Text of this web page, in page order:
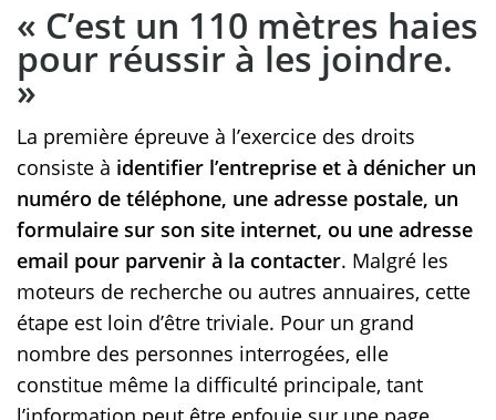
« C’est un 110 mètres haies
pour réussir à les joindre.
»
La première épreuve à l’exercice des droits
consiste à identifier l’entreprise et à dénicher un
numéro de téléphone, une adresse postale, un
formulaire sur son site internet, ou une adresse
email pour parvenir à la contacter. Malgré les
moteurs de recherche ou autres annuaires, cette
étape est loin d’être triviale. Pour un grand
nombre des personnes interrogées, elle
constitue même la difficulté principale, tant